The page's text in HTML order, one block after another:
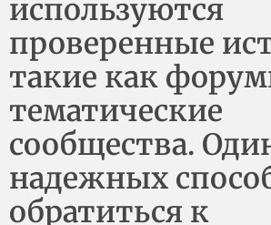
используются
проверенные
такие как
тематические
сообщества.
надежных
обратиться к